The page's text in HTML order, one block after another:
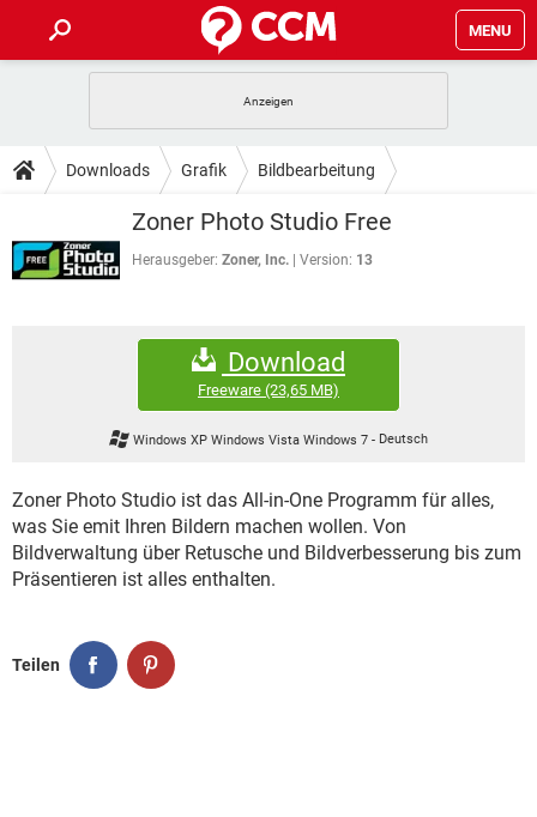
MENU
ANDROID IOS
INSTAGRAM
WHATSAPP TIKTOK
TIPPS & TRICKS
SPIELE
ANDROID
WINDOWS 10
HARDWARE
SPIELE STREAMING
INSTAGRAM
TIKTOK
FORUM
IOS
INSTAGRAM
TIKTOK
STREAMING
WHATSAPP TIKTOK
FACEBOOK HARDWARE
Downloads Grafik Bildbearbeitung
Zoner Photo Studio Free
Herausgeber: Zoner, Inc. Version: 13
Download
Freeware (23,65 MB)
Windows XP Windows Vista Windows 7- Deutsch
Zoner Photo Studio ist das All-in-One Programm für alles,
was Sie emit Ihren Bildern machen wollen. Von
Bildverwaltung über Retusche und Bildverbesserung bis zum
Präsentieren ist alles enthalten.
Teilen